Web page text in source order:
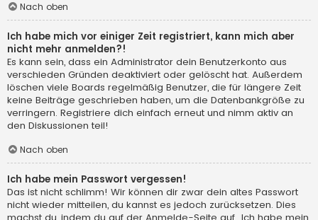
Nach oben
Ich habe mich vor einiger Zeit registriert, kann mich aber
nicht mehr anmelden?!
Es kann sein, dass ein Administrator dein Benutzerkonto aus
verschieden Gründen deaktiviert oder gelöscht hat. Außerdem
löschen viele Boards regelmäßig Benutzer, die für längere Zeit
keine Beiträge geschrieben haben, um die Datenbankgröße zu
verringern. Registriere dich einfach erneut und nimm aktiv an
den Diskussionen teil!
Nach oben
Ich habe mein Passwort vergessen!
Das ist nicht schlimm! Wir können dir zwar dein altes Passwort
nicht wieder mitteilen, du kannst es jedoch zurücksetzen. Dies